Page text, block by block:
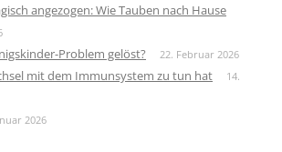
angezogen: Wie Tauben nach Hause
Problem gelöst? 22. Februar 2026
mit dem Immunsystem zu tun hat
14.
2026